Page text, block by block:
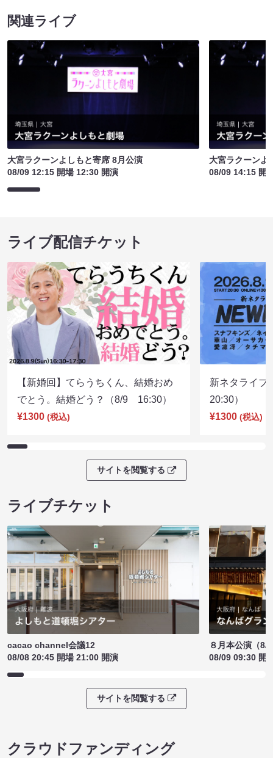
関連ライブ
大宮ラクーンよしもと寄席 8月公演
08/09 12:15 開場 12:30 開演
大宮ラクーンよ
08/09 14:15 開
ライブ配信チケット
【新婚回】てらうちくん、結婚おめ
でとう。結婚どう？（8/9 16:30）
¥1300 (税込)
新ネタライ
20:30）
¥1300 (税込)
サイトを閲覧する
ライブチケット
cacao channel会議12
08/08 20:45 開場 21:00 開演
８月本公演（8/
08/09 09:30 開
サイトを閲覧する
クラウドファンディング